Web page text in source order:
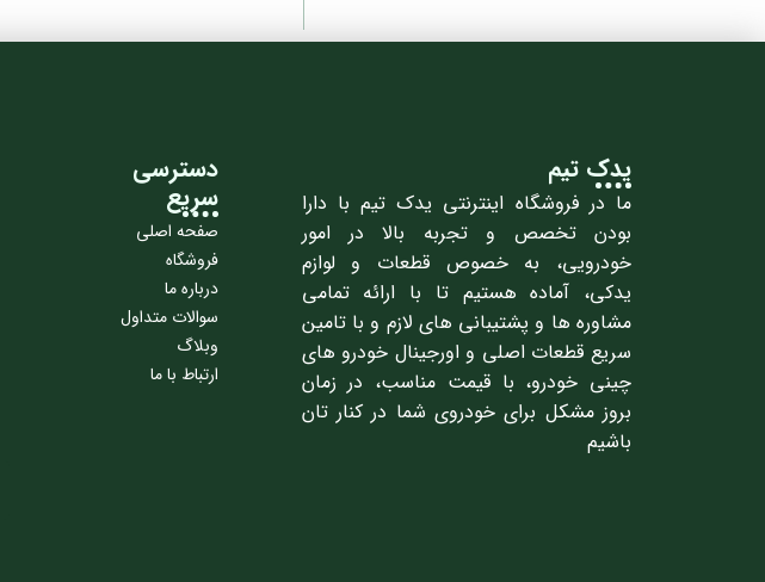
یدک تیم
ما در فروشگاه اینترنتی یدک تیم با دارا
بودن تخصص و تجربه بالا در امور
خودرویی، به خصوص قطعات و لوازم
یدکی، آماده هستیم تا با ارائه تمامی
مشاوره ها و پشتیبانی های لازم و با تامین
سریع قطعات اصلی و اورجینال خودرو های
چینی خودرو، با قیمت مناسب، در زمان
بروز مشکل برای خودروی شما در کنار تان
باشیم
دسترسی
سریع
صفحه اصلی
فروشگاه
درباره ما
سوالات متداول
وبلاگ
ارتباط با ما